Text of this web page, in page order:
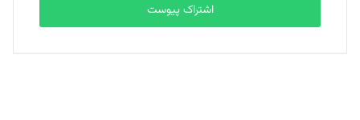
بابک نقاش
تحریریه
اشتراک پیوست